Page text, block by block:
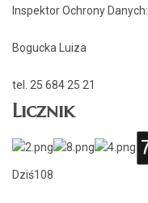
Inspektor Ochrony Danych:
Bogucka Luiza
tel. 25 684 25 21
Licznik
Dziś108